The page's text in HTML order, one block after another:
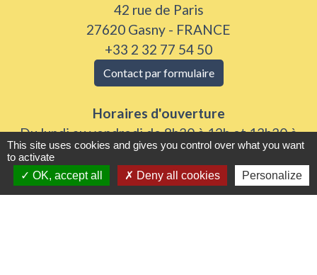
42 rue de Paris
27620 Gasny - FRANCE
+33 2 32 77 54 50
Contact par formulaire
Horaires d'ouverture
Du lundi au vendredi de 8h30 à 12h et 13h30 à
17h30
Samedi 8h30 à 12h
This site uses cookies and gives you control over what you want
to activate
OK, accept all
Deny all cookies Personalize